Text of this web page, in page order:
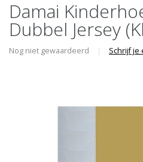
Damai
Dubbel Jersey
Nog niet gewaardeerd | Schrijf je